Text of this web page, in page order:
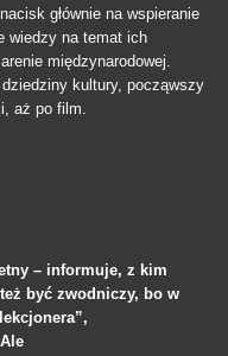
głównie na wspieranie
wiedzy na temat ich
międzynarodowej.
kultury, począwszy
aż po film.
– informuje, z kim
być zwodniczy, bo w